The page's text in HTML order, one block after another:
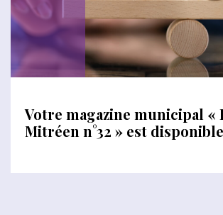
Votre magazine municipal «
Mitréen n°32 » est